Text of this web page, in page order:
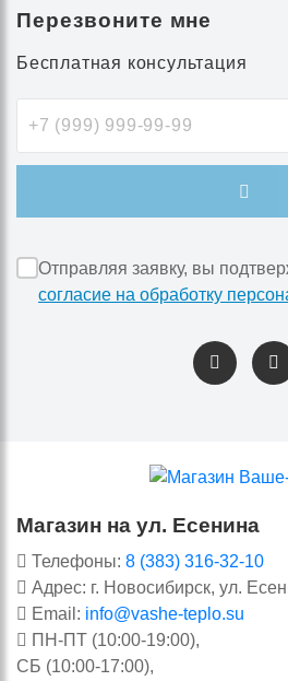
Перезвоните мне
Бесплатная консультация
Отправляя заявку, вы
согласие на обработку
Магазин на ул. Есенина
Телефоны: 8 (383) 316-32-10
Адрес: г. Новосибирск, ул.
Email: info@vashe-teplo.su
ПН-ПТ (10:00-19:00),
СБ (10:00-17:00),